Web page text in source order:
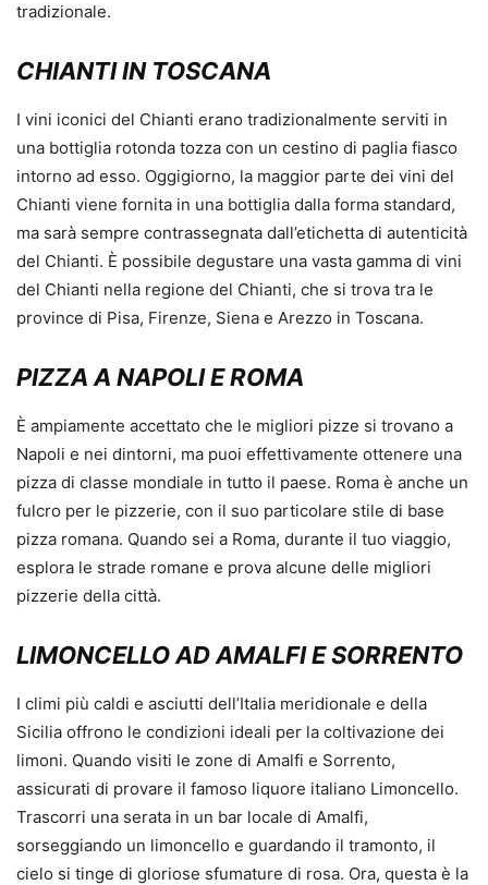
tradizionale.
CHIANTI IN TOSCANA
I vini iconici del Chianti erano tradizionalmente serviti in
una bottiglia rotonda tozza con un cestino di paglia fiasco
intorno ad esso. Oggigiorno, la maggior parte dei vini del
Chianti viene fornita in una bottiglia dalla forma standard,
ma sarà sempre contrassegnata dall’etichetta di autenticità
del Chianti. È possibile degustare una vasta gamma di vini
del Chianti nella regione del Chianti, che si trova tra le
province di Pisa, Firenze, Siena e Arezzo in Toscana.
PIZZA A NAPOLI E ROMA
È ampiamente accettato che le migliori pizze si trovano a
Napoli e nei dintorni, ma puoi effettivamente ottenere una
pizza di classe mondiale in tutto il paese. Roma è anche un
fulcro per le pizzerie, con il suo particolare stile di base
pizza romana. Quando sei a Roma, durante il tuo viaggio,
esplora le strade romane e prova alcune delle migliori
pizzerie della città.
LIMONCELLO AD AMALFI E SORRENTO
I climi più caldi e asciutti dell’Italia meridionale e della
Sicilia offrono le condizioni ideali per la coltivazione dei
limoni. Quando visiti le zone di Amalfi e Sorrento,
assicurati di provare il famoso liquore italiano Limoncello.
Trascorri una serata in un bar locale di Amalfi,
sorseggiando un limoncello e guardando il tramonto, il
cielo si tinge di gloriose sfumature di rosa. Ora, questa è la